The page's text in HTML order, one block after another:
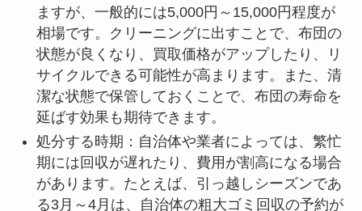
ますが、一般的には5,000円～15,000円程度が
相場です。クリーニングに出すことで、布団の
状態が良くなり、買取価格がアップしたり、リ
サイクルできる可能性が高まります。また、清
潔な状態で保管しておくことで、布団の寿命を
延ばす効果も期待できます。
処分する時期：自治体や業者によっては、繁忙
期には回収が遅れたり、費用が割高になる場合
があります。たとえば、引っ越しシーズンであ
る3月～4月は、自治体の粗大ゴミ回収の予約が